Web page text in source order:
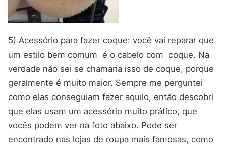
5) Acessório para fazer coque: você vai reparar que
um estilo bem comum é o cabelo com coque. Na
verdade não sei se chamaria isso de coque, porque
geralmente é muito maior. Sempre me perguntei
como elas conseguiam fazer aquilo, então descobri
que elas usam um acessório muito prático, que
vocês podem ver na foto abaixo. Pode ser
encontrado nas lojas de roupa mais famosas, como